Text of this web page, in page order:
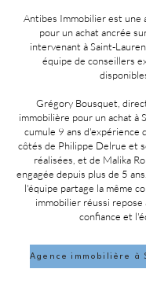
Antibes Immobilier est une
pour un achat ancrée
intervenant à Saint-
équipe de conseillers
Grégory Bousquet,
immobilière pour un achat à
cumule 9 ans d'expérience
côtés de Philippe Delrue et
réalisées, et de Malika
engagée depuis plus de 5
l'équipe partage la même
immobilier réussi
confiance et